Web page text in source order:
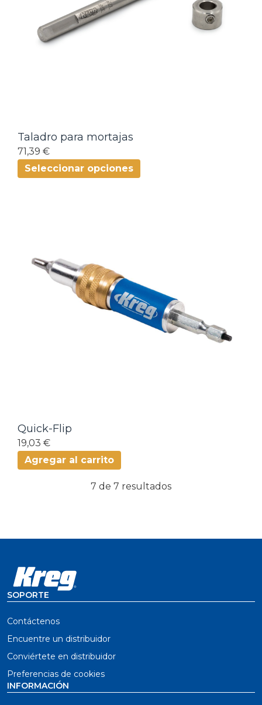
Taladro para mortajas
71,39 €
Seleccionar opciones
Quick-Flip
19,03 €
Agregar al carrito
7 de 7 resultados
SOPORTE
Contáctenos
Encuentre un distribuidor
Conviértete en distribuidor
Preferencias de cookies
INFORMACIÓN